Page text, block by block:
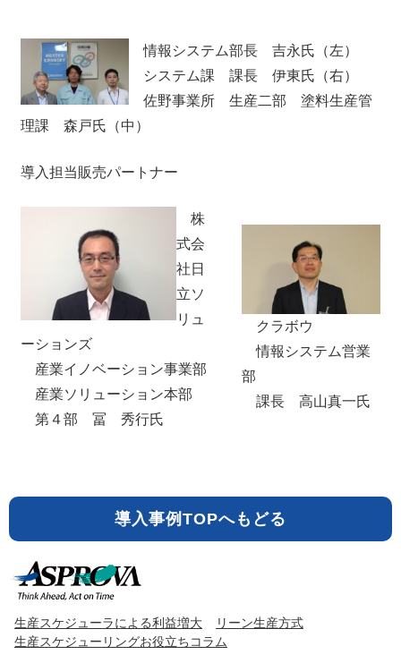
情報システム部長 吉永氏（左）
システム課 課長 伊東氏（右）
佐野事業所 生産二部 塗料生産管
理課 森戸氏（中）
導入担当販売パートナー
株
式会
社日
立ソ
リュ
ーションズ
産業イノベーション事業部
産業ソリューション本部
第４部 冨 秀行氏
クラボウ
情報システム営業
部
課長 高山真一氏
導入事例TOPへもどる
生産スケジューラによる利益増大
リーン生産方式
生産スケジューリングお役立ちコラム